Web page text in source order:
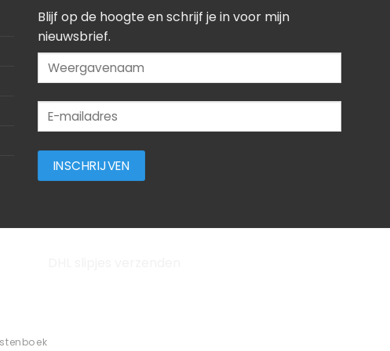
Blijf op de hoogte en schrijf je in voor mijn
nieuwsbrief.